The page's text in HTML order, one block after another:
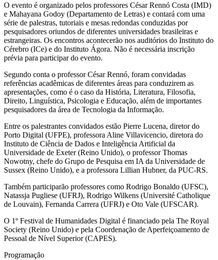
O evento é organizado pelos professores César Rennó Costa (IMD)
e Mahayana Godoy (Departamento de Letras) e contará com uma
série de palestras, tutoriais e mesas redondas conduzidas por
pesquisadores oriundos de diferentes universidades brasileiras e
estrangeiras. Os encontros acontecerão nos auditórios do Instituto do
Cérebro (ICe) e do Instituto Ágora. Não é necessária inscrição
prévia para participar do evento.
Segundo conta o professor César Rennó, foram convidadas
referências acadêmicas de diferentes áreas para conduzirem as
apresentações, como é o caso da História, Literatura, Filosofia,
Direito, Linguística, Psicologia e Educação, além de importantes
pesquisadores da área de Tecnologia da Informação.
Entre os palestrantes convidados estão Pierre Lucena, diretor do
Porto Digital (UFPE), professora Aline Villavicencio, diretora do
Instituto de Ciência de Dados e Inteligência Artificial da
Universidade de Exeter (Reino Unido), o professor Thomas
Nowotny, chefe do Grupo de Pesquisa em IA da Universidade de
Sussex (Reino Unido), e a professora Lillian Hubner, da PUC-RS.
Também participarão professores como Rodrigo Bonaldo (UFSC),
Natassja Pugliese (UFRJ), Rodrigo Wilkens (Université Catholique
de Louvain), Fernanda Carrera (UFRJ) e Oto Vale (UFSCAR).
O 1º Festival de Humanidades Digital é financiado pela The Royal
Society (Reino Unido) e pela Coordenação de Aperfeiçoamento de
Pessoal de Nível Superior (CAPES).
Programação